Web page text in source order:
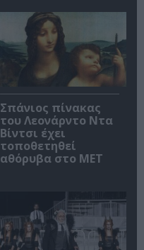
Σπάνιος πίνακας
του Λεονάρντο Ντα
Βίντσι έχει
τοποθετηθεί
αθόρυβα στο MET